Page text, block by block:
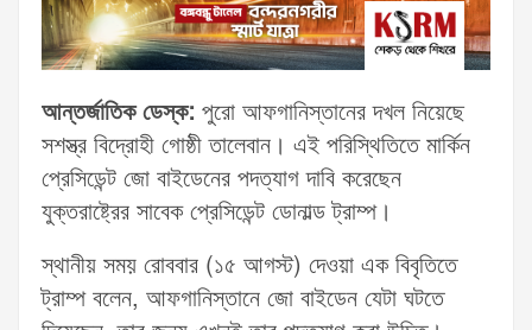
আন্তর্জাতিক ডেস্ক: পুরো আফগানিস্তানের দখল নিয়েছে
সশস্ত্র বিদ্রোহী গোষ্ঠী তালেবান। এই পরিস্থিতিতে মার্কিন
প্রেসিডেন্ট জো বাইডেনের পদত্যাগ দাবি করেছেন
যুক্তরাষ্ট্রের সাবেক প্রেসিডেন্ট ডোনাল্ড ট্রাম্প।
স্থানীয় সময় রোববার (১৫ আগস্ট) দেওয়া এক বিবৃতিতে
ট্রাম্প বলেন, আফগানিস্তানে জো বাইডেন যেটা ঘটতে